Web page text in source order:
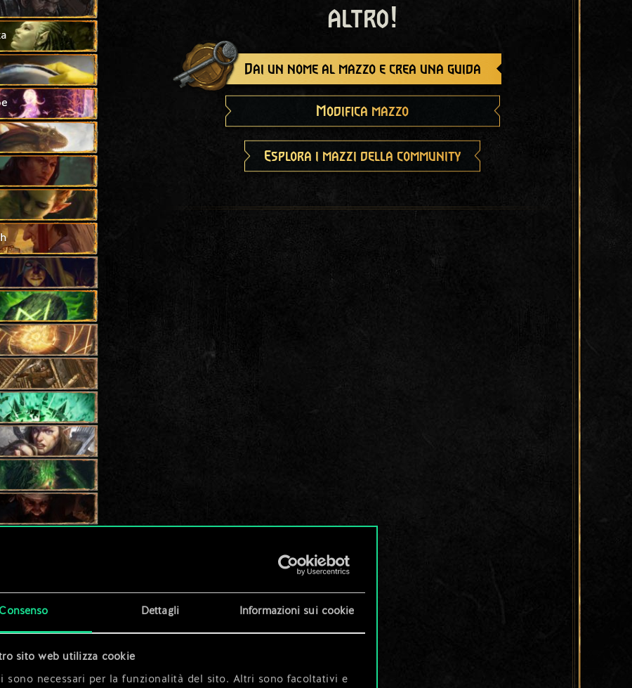
Consenso Dettagli Informazioni sui cookie
sito web utilizza cookie
sono necessari per la funzionalità del sito. Altri sono facoltativi e
altro!
Dai un nome al mazzo e crea una guida
Modifica mazzo
Esplora i mazzi della community